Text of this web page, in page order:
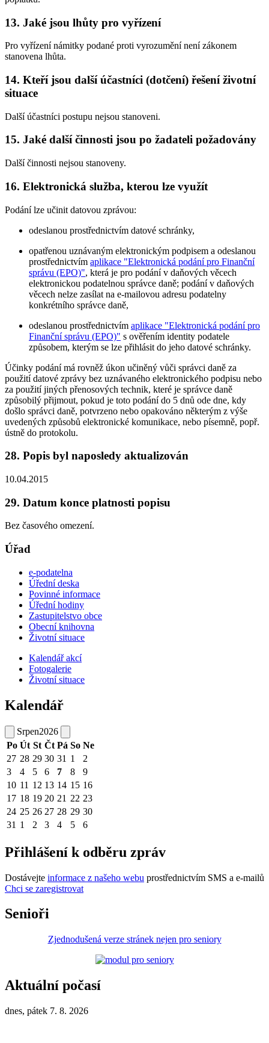
13. Jaké jsou lhůty pro vyřízení
Pro vyřízení námitky podané proti vyrozumění není zákonem
stanovena lhůta.
14. Kteří jsou další účastníci (dotčení) řešení životní
situace
Další účastníci postupu nejsou stanoveni.
15. Jaké další činnosti jsou po žadateli požadovány
Další činnosti nejsou stanoveny.
16. Elektronická služba, kterou lze využít
Podání lze učinit datovou zprávou:
odeslanou prostřednictvím datové schránky,
opatřenou uznávaným elektronickým podpisem a odeslanou
prostřednictvím aplikace "Elektronická podání pro Finanční
správu (EPO)", která je pro podání v daňových věcech
elektronickou podatelnou správce daně; podání v daňových
věcech nelze zasílat na e-mailovou adresu podatelny
konkrétního správce daně,
odeslanou prostřednictvím aplikace "Elektronická podání pro
Finanční správu (EPO)" s ověřením identity podatele
způsobem, kterým se lze přihlásit do jeho datové schránky.
Účinky podání má rovněž úkon učiněný vůči správci daně za
použití datové zprávy bez uznávaného elektronického podpisu nebo
za použití jiných přenosových technik, které je správce daně
způsobilý přijmout, pokud je toto podání do 5 dnů ode dne, kdy
došlo správci daně, potvrzeno nebo opakováno některým z výše
uvedených způsobů elektronické komunikace, nebo písemně, popř.
ústně do protokolu.
28. Popis byl naposledy aktualizován
10.04.2015
29. Datum konce platnosti popisu
Bez časového omezení.
Úřad
e-podatelna
Úřední deska
Povinné informace
Úřední hodiny
Zastupitelstvo obce
Obecní knihovna
Životní situace
Kalendář akcí
Fotogalerie
Životní situace
Kalendář
Srpen2026
Po Út St Čt Pá So Ne
27 28 29 30 31 1
2
3
4 5 6 7 8
9
10 11 12 13 14 15 16
17 18 19 20 21 22 23
24 25 26 27 28 29 30
31 1 2 3 4 5 6
Přihlášení k odběru zpráv
Dostávejte informace z našeho webu prostřednictvím SMS a e-mailů
Chci se zaregistrovat
Senioři
Zjednodušená verze stránek nejen pro seniory
Aktuální počasí
dnes, pátek 7. 8. 2026